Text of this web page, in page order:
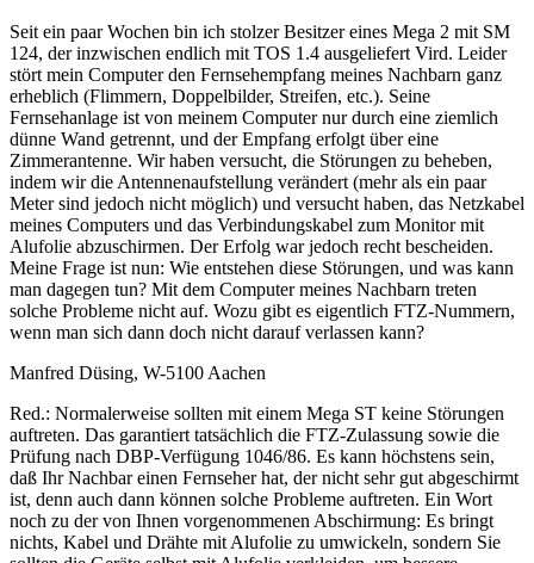
Seit ein paar Wochen bin ich stolzer Besitzer eines Mega 2 mit SM
124, der inzwischen endlich mit TOS 1.4 ausgeliefert Vird. Leider
stört mein Computer den Fernsehempfang meines Nachbarn ganz
erheblich (Flimmern, Doppelbilder, Streifen, etc.). Seine
Fernsehanlage ist von meinem Computer nur durch eine ziemlich
dünne Wand getrennt, und der Empfang erfolgt über eine
Zimmerantenne. Wir haben versucht, die Störungen zu beheben,
indem wir die Antennenaufstellung verändert (mehr als ein paar
Meter sind jedoch nicht möglich) und versucht haben, das Netzkabel
meines Computers und das Verbindungskabel zum Monitor mit
Alufolie abzuschirmen. Der Erfolg war jedoch recht bescheiden.
Meine Frage ist nun: Wie entstehen diese Störungen, und was kann
man dagegen tun? Mit dem Computer meines Nachbarn treten
solche Probleme nicht auf. Wozu gibt es eigentlich FTZ-Nummern,
wenn man sich dann doch nicht darauf verlassen kann?
Manfred Düsing, W-5100 Aachen
Red.: Normalerweise sollten mit einem Mega ST keine Störungen
auftreten. Das garantiert tatsächlich die FTZ-Zulassung sowie die
Prüfung nach DBP-Verfügung 1046/86. Es kann höchstens sein,
daß Ihr Nachbar einen Fernseher hat, der nicht sehr gut abgeschirmt
ist, denn auch dann können solche Probleme auftreten. Ein Wort
noch zu der von Ihnen vorgenommenen Abschirmung: Es bringt
nichts, Kabel und Drähte mit Alufolie zu umwickeln, sondern Sie